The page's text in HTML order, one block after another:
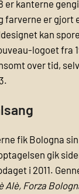
er kanterne
farverne er gjort
kan
logoet fra
over tid,
fik Bologna
gik
i 2011.
Alè, Forza